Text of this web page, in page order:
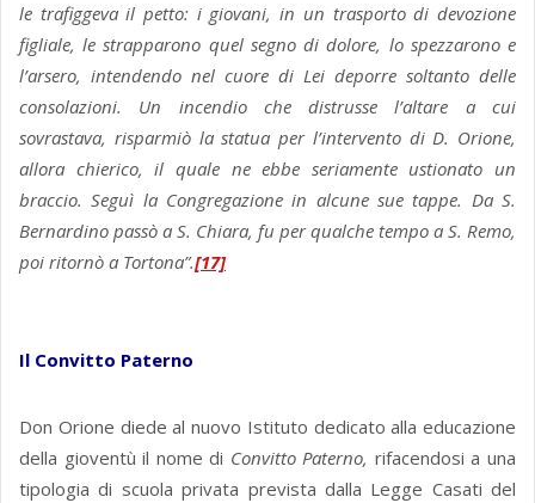
le trafiggeva il petto: i giovani, in un trasporto di devozione
figliale, le strapparono quel segno di dolore, lo spezzarono e
l’arsero, intendendo nel cuore di Lei deporre soltanto delle
consolazioni. Un incendio che distrusse l’altare a cui
sovrastava, risparmiò la statua per l’intervento di D. Orione,
allora chierico, il quale ne ebbe seriamente ustionato un
braccio. Seguì la Congregazione in alcune sue tappe. Da S.
Bernardino passò a S. Chiara, fu per qualche tempo a S. Remo,
poi ritornò a Tortona”.[17]
Il Convitto Paterno
Don Orione diede al nuovo Istituto dedicato alla educazione
della gioventù il nome di Convitto Paterno, rifacendosi a una
tipologia di scuola privata prevista dalla Legge Casati del